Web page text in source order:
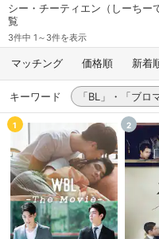
シー・チーティエン（しーちー
覧
3件中 1～3件を表示
マッチング 価格順 新着
キーワード 「BL」・「ブ
1 2